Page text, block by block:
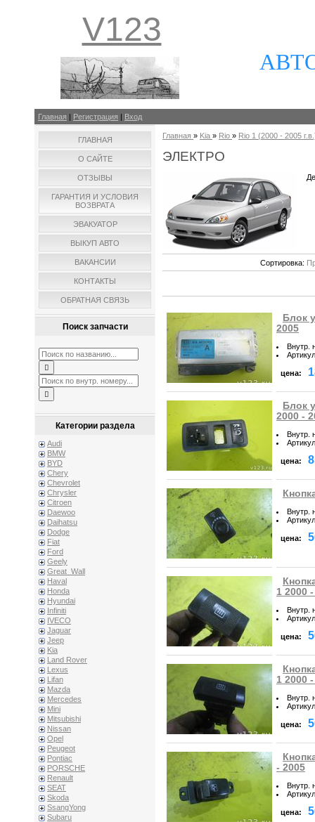
V123
Главная | Регистрация | Вход
ГЛАВНАЯ
О САЙТЕ
ОТЗЫВЫ
ГАРАНТИЯ И УСЛОВИЯ
ВОЗВРАТА
ЭВАКУАТОР
ВЫКУП АВТО
ВАКАНСИИ
КОНТАКТЫ
ОБРАТНАЯ СВЯЗЬ
Поиск запчасти
Категории раздела
Audi
BMW
BYD
Chery
Chevrolet
Chrysler
Citroen
Daewoo
Daihatsu
Dodge
Fiat
Ford
Geely
Great_Wall
Haval
Honda
Hyundai
Infiniti
IVECO
Jaguar
Jeep
Kia
Land Rover
Lexus
Lifan
Mazda
Mercedes
Mini
Mitsubishi
Nissan
Opel
Peugeot
Pontiac
PORSCHE
Renault
SEAT
Skoda
SsangYong
Subaru
Главная » Kia » Rio » Rio 1 (2000 - 2005
ЭЛЕКТРО
Сортировка:
Блок
2005
Внутр.
Артикул
цена:
Блок
2000 -
Внутр.
Артикул
цена:
Внутр.
Артикул
цена:
1 2000
Внутр.
Артикул
цена:
1 2000
Внутр.
Артикул
цена:
- 2005
Внутр.
Артикул
цена: